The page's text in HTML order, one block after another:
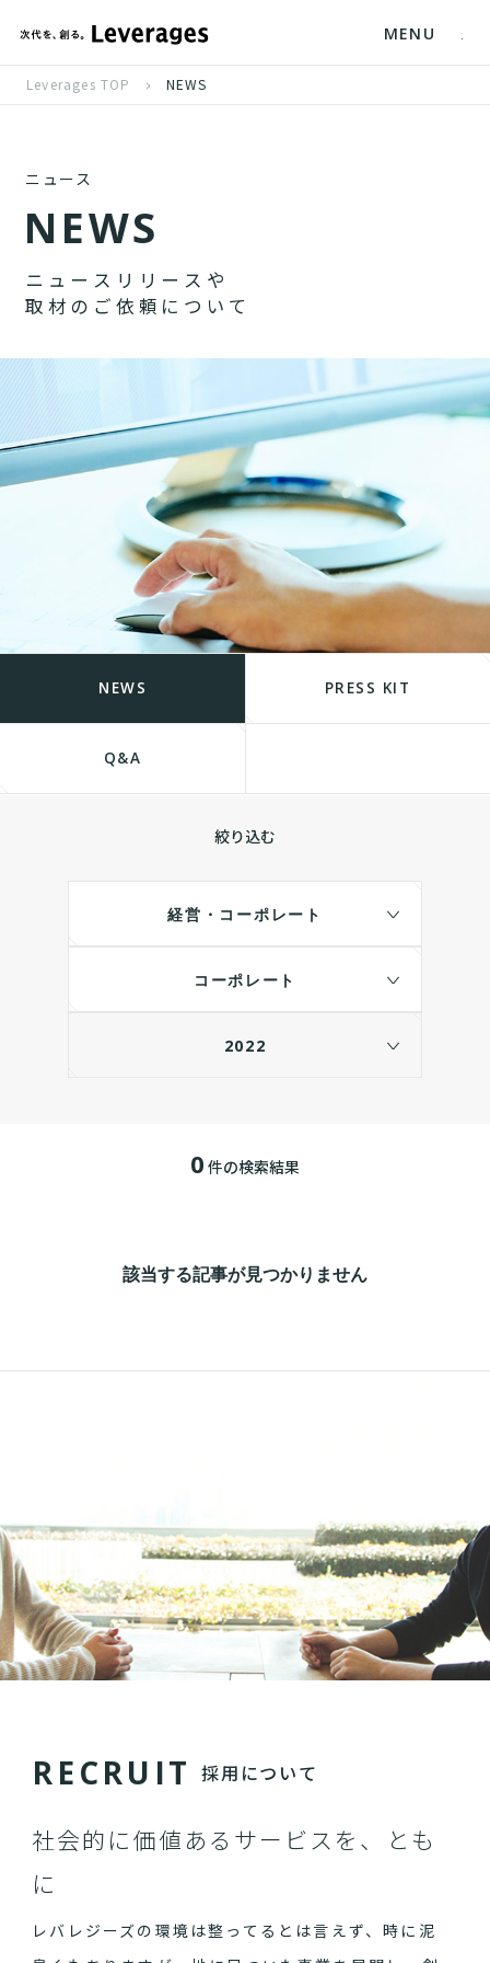
MENU
Leverages TOP NEWS
ニュース
NEWS
ニ ュ ー ス リ リ ー ス や
取 材 の ご 依 頼 に つ い て
NEWS PRESS KIT
Q&A
絞り込む
経営・コーポレート
コーポレート
2022
0 件の検索結果
該当する記事が見つかりません
RECRU IT 採用について
社会的に価値あるサービスを、とも
に
レバレジーズの環境は整ってるとは言えず、時に泥